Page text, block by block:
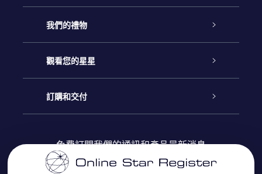
客戶服務
聯繫我們
博客
評論
我們的禮物
Online Star禮物
OSR禮物包
OSR 禮物卡
觀看您的星星
星星注册
個性化的Star Page
訂購和交付
付款資訊
免費訂閱我們的通訊和產品最新消息